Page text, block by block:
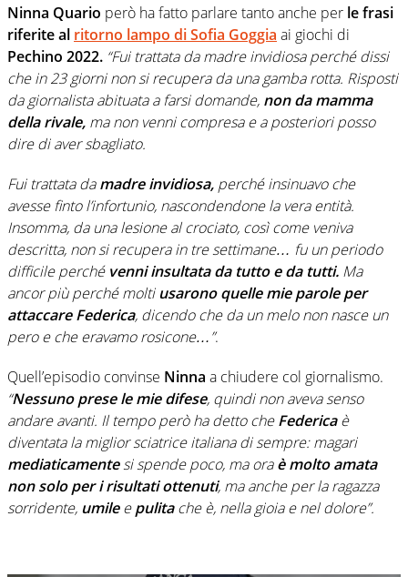
Ninna Quario però ha fatto parlare tanto anche per le frasi
riferite al ritorno lampo di Sofia Goggia ai giochi di
Pechino 2022. “Fui trattata da madre invidiosa perché dissi
che in 23 giorni non si recupera da una gamba rotta. Risposti
da giornalista abituata a farsi domande, non da mamma
della rivale, ma non venni compresa e a posteriori posso
dire di aver sbagliato.
Fui trattata damadre invidiosa, perché insinuavo che
avesse finto l’infortunio, nascondendone la vera entità.
Insomma, da una lesione al crociato, così come veniva
descritta, non si recupera in tre settimane… fu un periodo
difficile perché venni insultata da tutto e da tutti. Ma
ancor più perché moltiusarono quelle mie parole per
attaccare Federica, dicendo che da un melo non nasce un
pero e che eravamo rosicone…”.
Quell’episodio convinse Ninna a chiudere col giornalismo.
“Nessuno prese le mie difese, quindi non aveva senso
andare avanti. Il tempo però ha detto cheFedericaè
diventata la miglior sciatrice italiana di sempre: magari
mediaticamentesi spende poco, ma oraè molto amata
non solo per i risultati ottenuti, ma anche per la ragazza
sorridente, umileepulitache è, nella gioia e nel dolore”.